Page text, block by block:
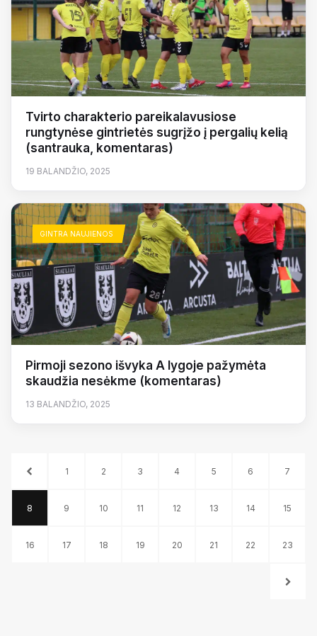
Tvirto charakterio pareikalavusiose
rungtynėse gintrietės sugrįžo į pergalių kelią
(santrauka, komentaras)
19 BALANDŽIO, 2025
GINTRA NAUJIENOS
Pirmoji sezono išvyka A lygoje pažymėta
skaudžia nesėkme (komentaras)
13 BALANDŽIO, 2025
1 2 3 4 5 6 7
8 9 10 11 12 13 14 15
16 17 18 19 20 21 22 23